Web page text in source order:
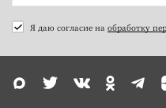
Я даю согласие на обработку